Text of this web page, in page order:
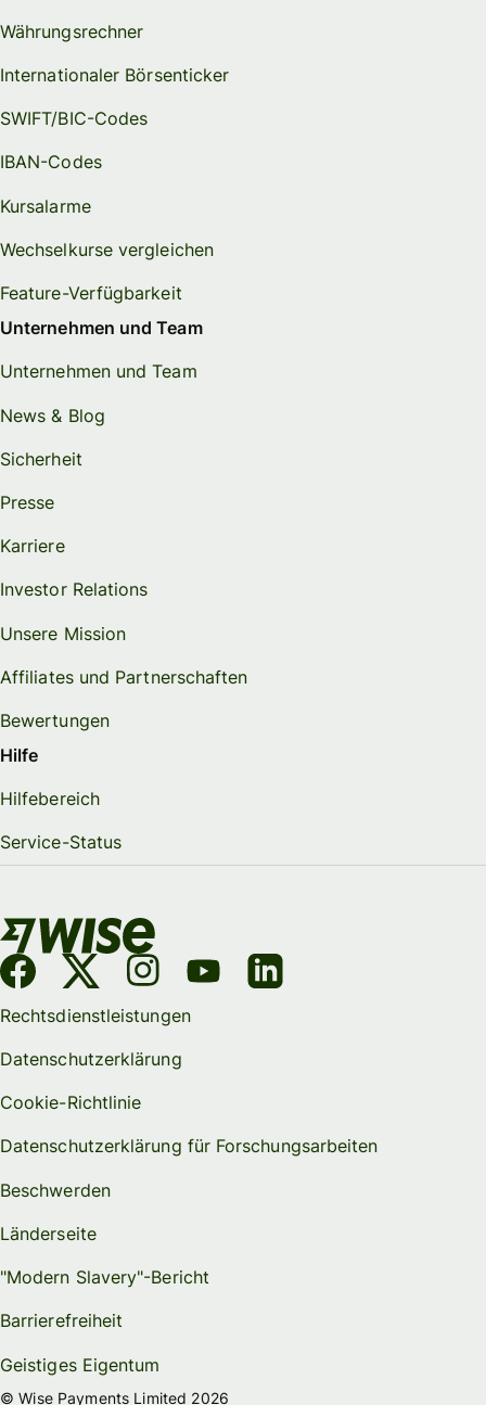
Währungsrechner
Internationaler Börsenticker
SWIFT/BIC-Codes
IBAN-Codes
Kursalarme
Wechselkurse vergleichen
Feature-Verfügbarkeit
Unternehmen und Team
Unternehmen und Team
News & Blog
Sicherheit
Presse
Karriere
Investor Relations
Unsere Mission
Affiliates und Partnerschaften
Bewertungen
Hilfe
Hilfebereich
Service-Status
Rechtsdienstleistungen
Datenschutzerklärung
Cookie-Richtlinie
Datenschutzerklärung für Forschungsarbeiten
Beschwerden
Länderseite
"Modern Slavery"-Bericht
Barrierefreiheit
Geistiges Eigentum
© Wise Payments Limited 2026